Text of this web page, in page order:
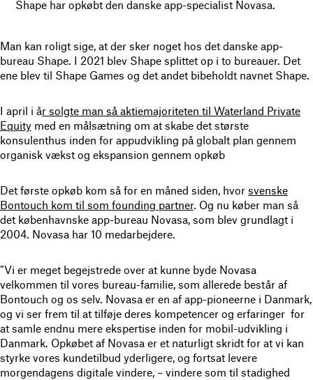
Shape har opkøbt den danske app-specialist Novasa.
Man kan roligt sige, at der sker noget hos det danske app-
bureau Shape. I 2021 blev Shape splittet op i to bureauer. Det
ene blev til Shape Games og det andet bibeholdt navnet Shape.
I april i år solgte man så aktiemajoriteten til Waterland Private
Equity med en målsætning om at skabe det største
konsulenthus inden for appudvikling på globalt plan gennem
organisk vækst og ekspansion gennem opkøb
Det første opkøb kom så for en måned siden, hvor svenske
Bontouch kom til som founding partner. Og nu køber man så
det københavnske app-bureau Novasa, som blev grundlagt i
2004. Novasa har 10 medarbejdere.
”Vi er meget begejstrede over at kunne byde Novasa
velkommen til vores bureau-familie, som allerede består af
Bontouch og os selv. Novasa er en af app-pioneerne i Danmark,
og vi ser frem til at tilføje deres kompetencer og erfaringer for
at samle endnu mere ekspertise inden for mobil-udvikling i
Danmark. Opkøbet af Novasa er et naturligt skridt for at vi kan
styrke vores kundetilbud yderligere, og fortsat levere
morgendagens digitale vindere, – vindere som til stadighed